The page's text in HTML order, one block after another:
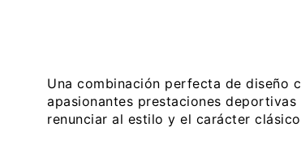
Una combinación perfecta de diseño
apasionantes prestaciones
renunciar al estilo y el carácter